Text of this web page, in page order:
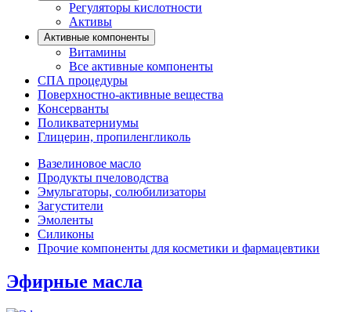
Регуляторы кислотности
Активы
Активные компоненты
Витамины
Все активные компоненты
СПА процедуры
Поверхностно-активные вещества
Консерванты
Поликватерниумы
Глицерин, пропиленгликоль
Вазелиновое масло
Продукты пчеловодства
Эмульгаторы, солюбилизаторы
Загустители
Эмоленты
Силиконы
Прочие компоненты для косметики и фармацевтики
Эфирные масла